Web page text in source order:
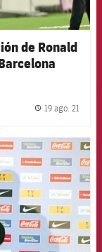
de Ronald
19 ago. 21
badge